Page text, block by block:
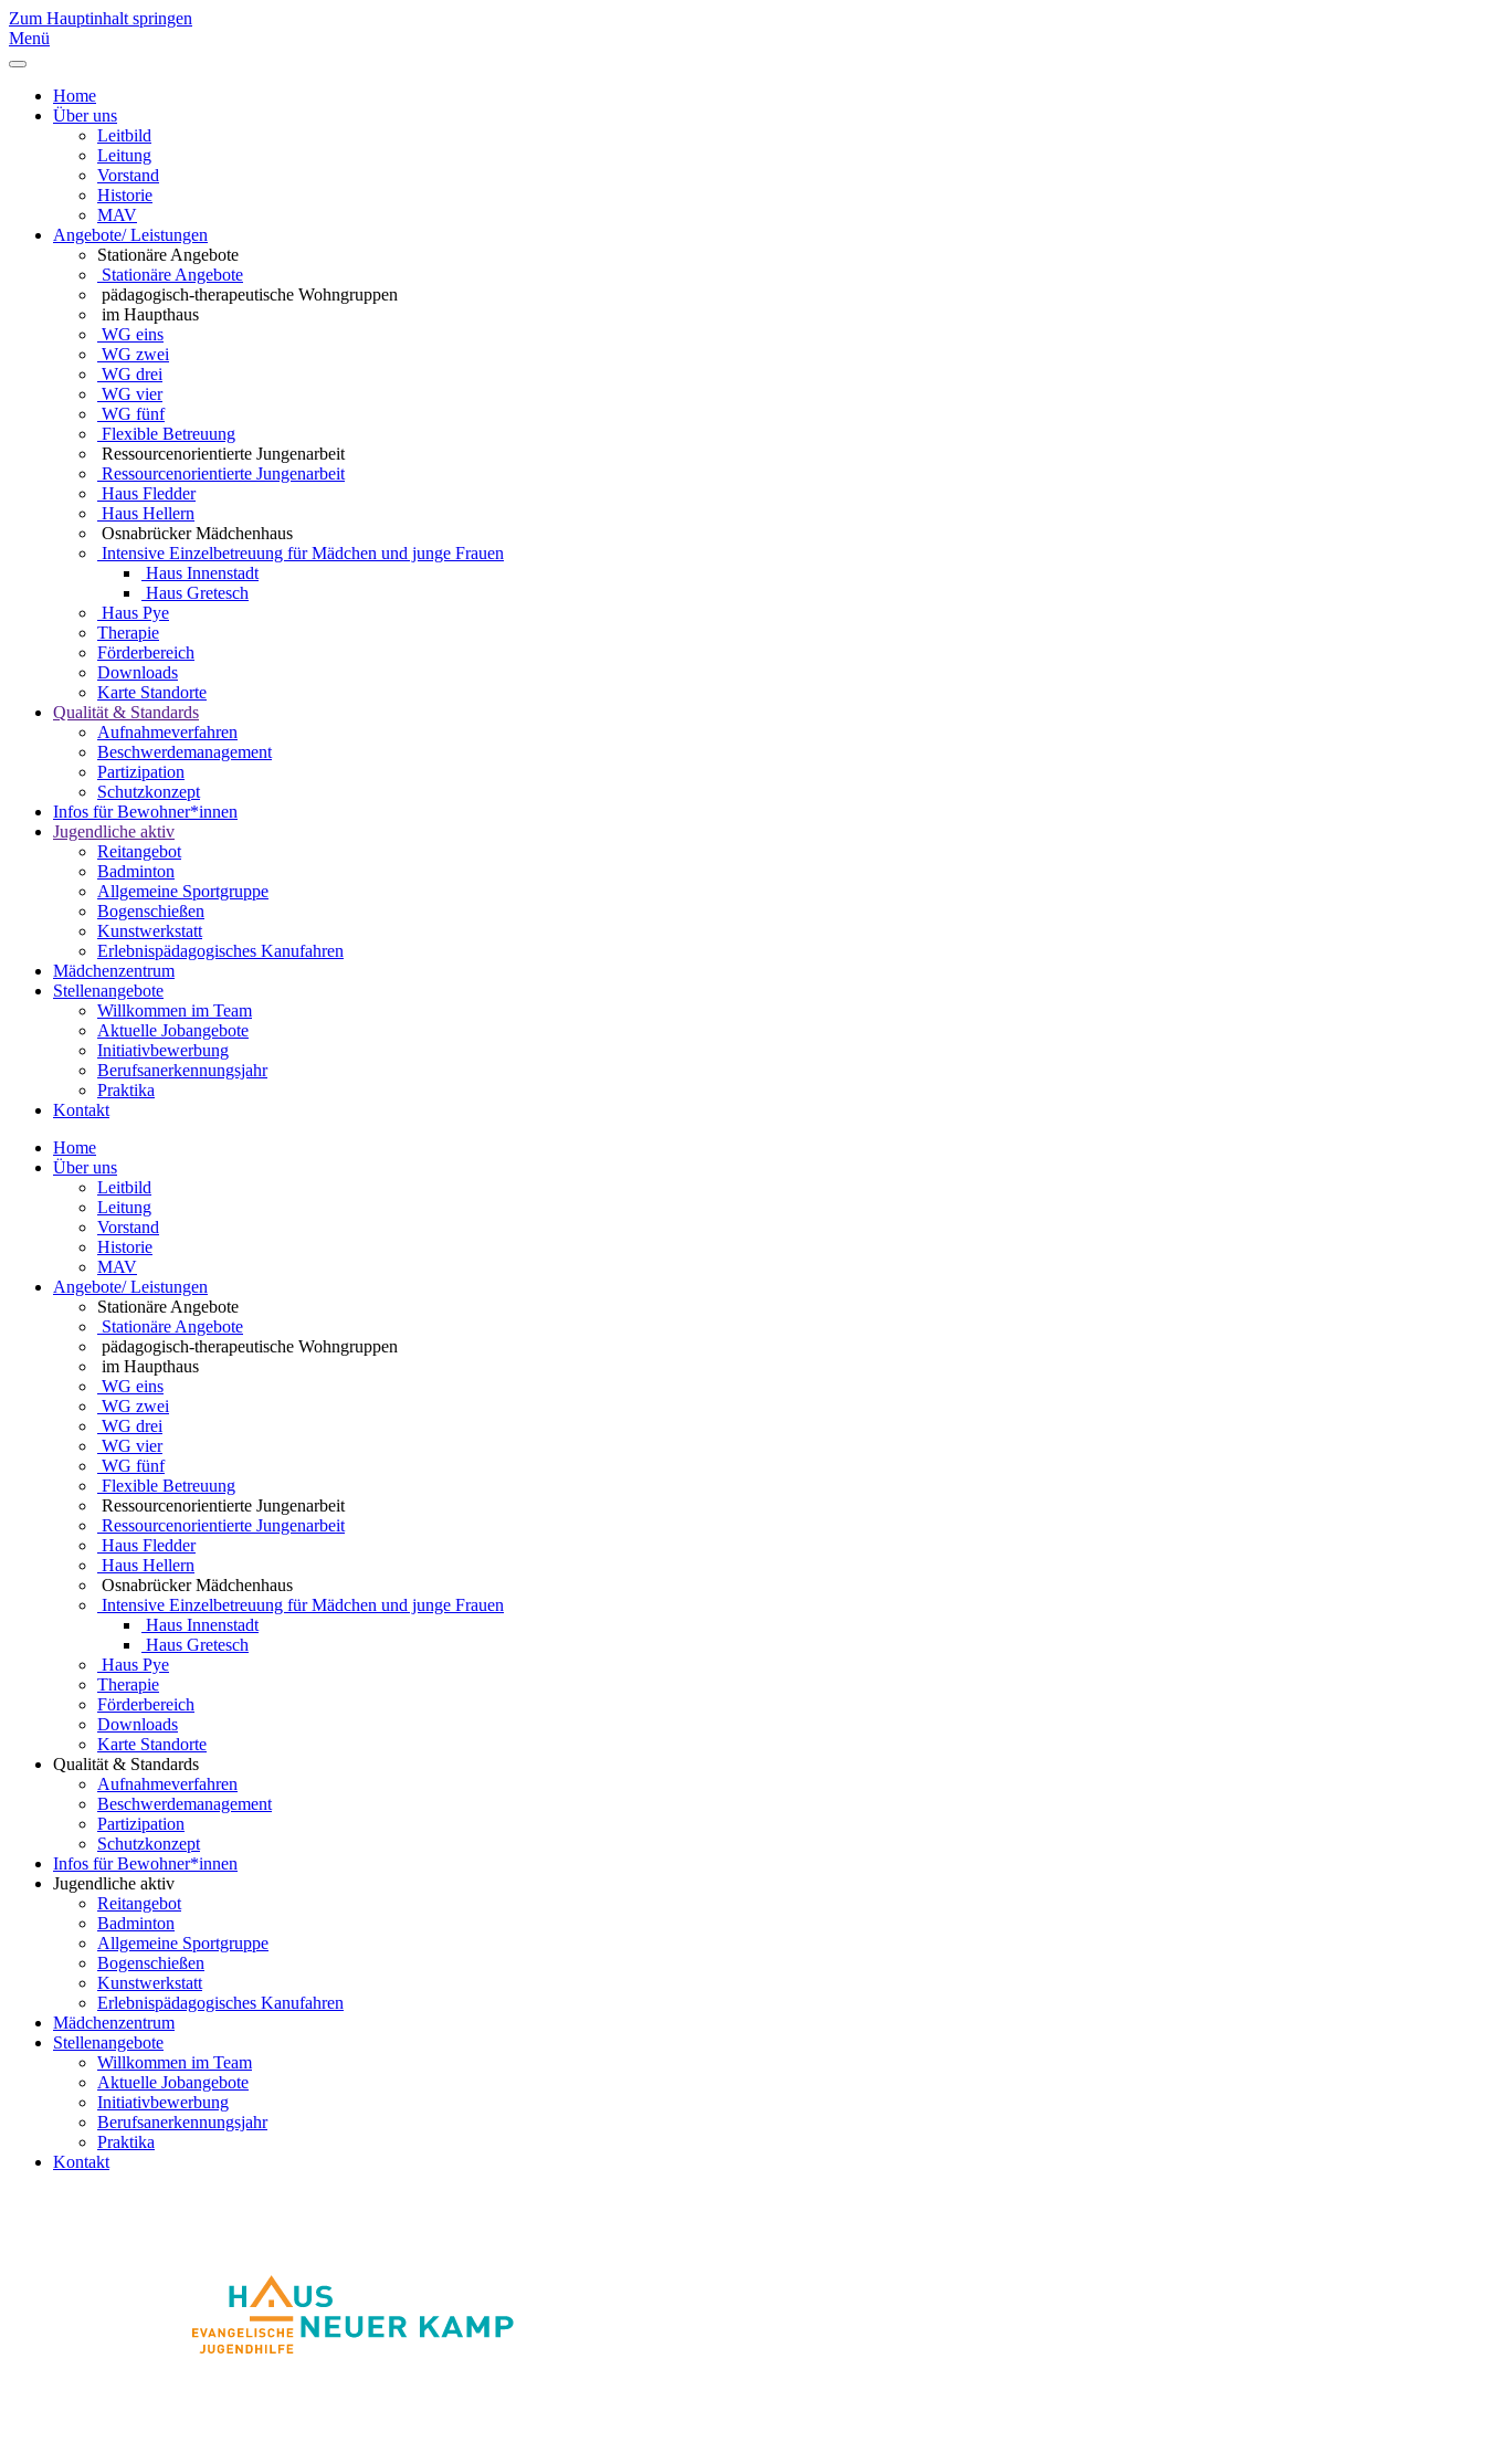
Zum Hauptinhalt springen
Menü
Home
Über uns
Leitbild
Leitung
Vorstand
Historie
MAV
Angebote/ Leistungen
Stationäre Angebote
Stationäre Angebote
pädagogisch-therapeutische Wohngruppen
im Haupthaus
WG eins
WG zwei
WG drei
WG vier
WG fünf
Flexible Betreuung
Ressourcenorientierte Jungenarbeit
Ressourcenorientierte Jungenarbeit
Haus Fledder
Haus Hellern
Osnabrücker Mädchenhaus
Intensive Einzelbetreuung für Mädchen und junge Frauen
Haus Innenstadt
Haus Gretesch
Haus Pye
Therapie
Förderbereich
Downloads
Karte Standorte
Qualität & Standards
Aufnahmeverfahren
Beschwerdemanagement
Partizipation
Schutzkonzept
Infos für Bewohner*innen
Jugendliche aktiv
Reitangebot
Badminton
Allgemeine Sportgruppe
Bogenschießen
Kunstwerkstatt
Erlebnispädagogisches Kanufahren
Mädchenzentrum
Stellenangebote
Willkommen im Team
Aktuelle Jobangebote
Initiativbewerbung
Berufsanerkennungsjahr
Praktika
Kontakt
Home
Über uns
Leitbild
Leitung
Vorstand
Historie
MAV
Angebote/ Leistungen
Stationäre Angebote
Stationäre Angebote
pädagogisch-therapeutische Wohngruppen
im Haupthaus
WG eins
WG zwei
WG drei
WG vier
WG fünf
Flexible Betreuung
Ressourcenorientierte Jungenarbeit
Ressourcenorientierte Jungenarbeit
Haus Fledder
Haus Hellern
Osnabrücker Mädchenhaus
Intensive Einzelbetreuung für Mädchen und junge Frauen
Haus Innenstadt
Haus Gretesch
Haus Pye
Therapie
Förderbereich
Downloads
Karte Standorte
Qualität & Standards
Aufnahmeverfahren
Beschwerdemanagement
Partizipation
Schutzkonzept
Infos für Bewohner*innen
Jugendliche aktiv
Reitangebot
Badminton
Allgemeine Sportgruppe
Bogenschießen
Kunstwerkstatt
Erlebnispädagogisches Kanufahren
Mädchenzentrum
Stellenangebote
Willkommen im Team
Aktuelle Jobangebote
Initiativbewerbung
Berufsanerkennungsjahr
Praktika
Kontakt